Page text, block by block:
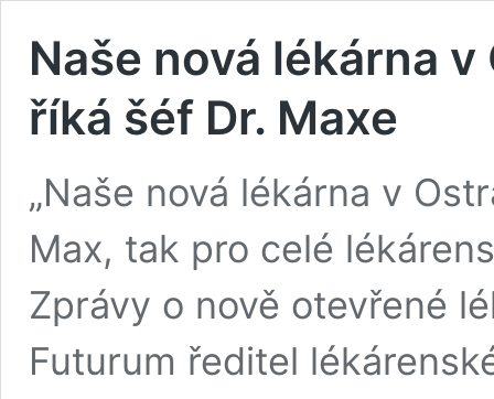
Naše nová lékárna
říká šéf Dr. Maxe
„Naše nová lékárna v
Max, tak pro celé
Zprávy o nově otevřené
Futurum ředitel